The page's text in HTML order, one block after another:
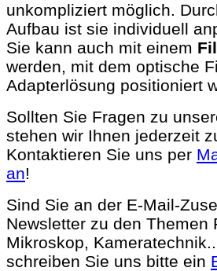
unkompliziert möglich.
Aufbau ist sie individuell
Sie kann auch mit einem
werden, mit dem optische
Adapterlösung positioniert
Sollten Sie Fragen zu
stehen wir Ihnen jederzeit
Kontaktieren Sie uns per
an!
Sind Sie an der E-Mail-
Newsletter zu den Themen
Mikroskop,
schreiben Sie uns bitte ein